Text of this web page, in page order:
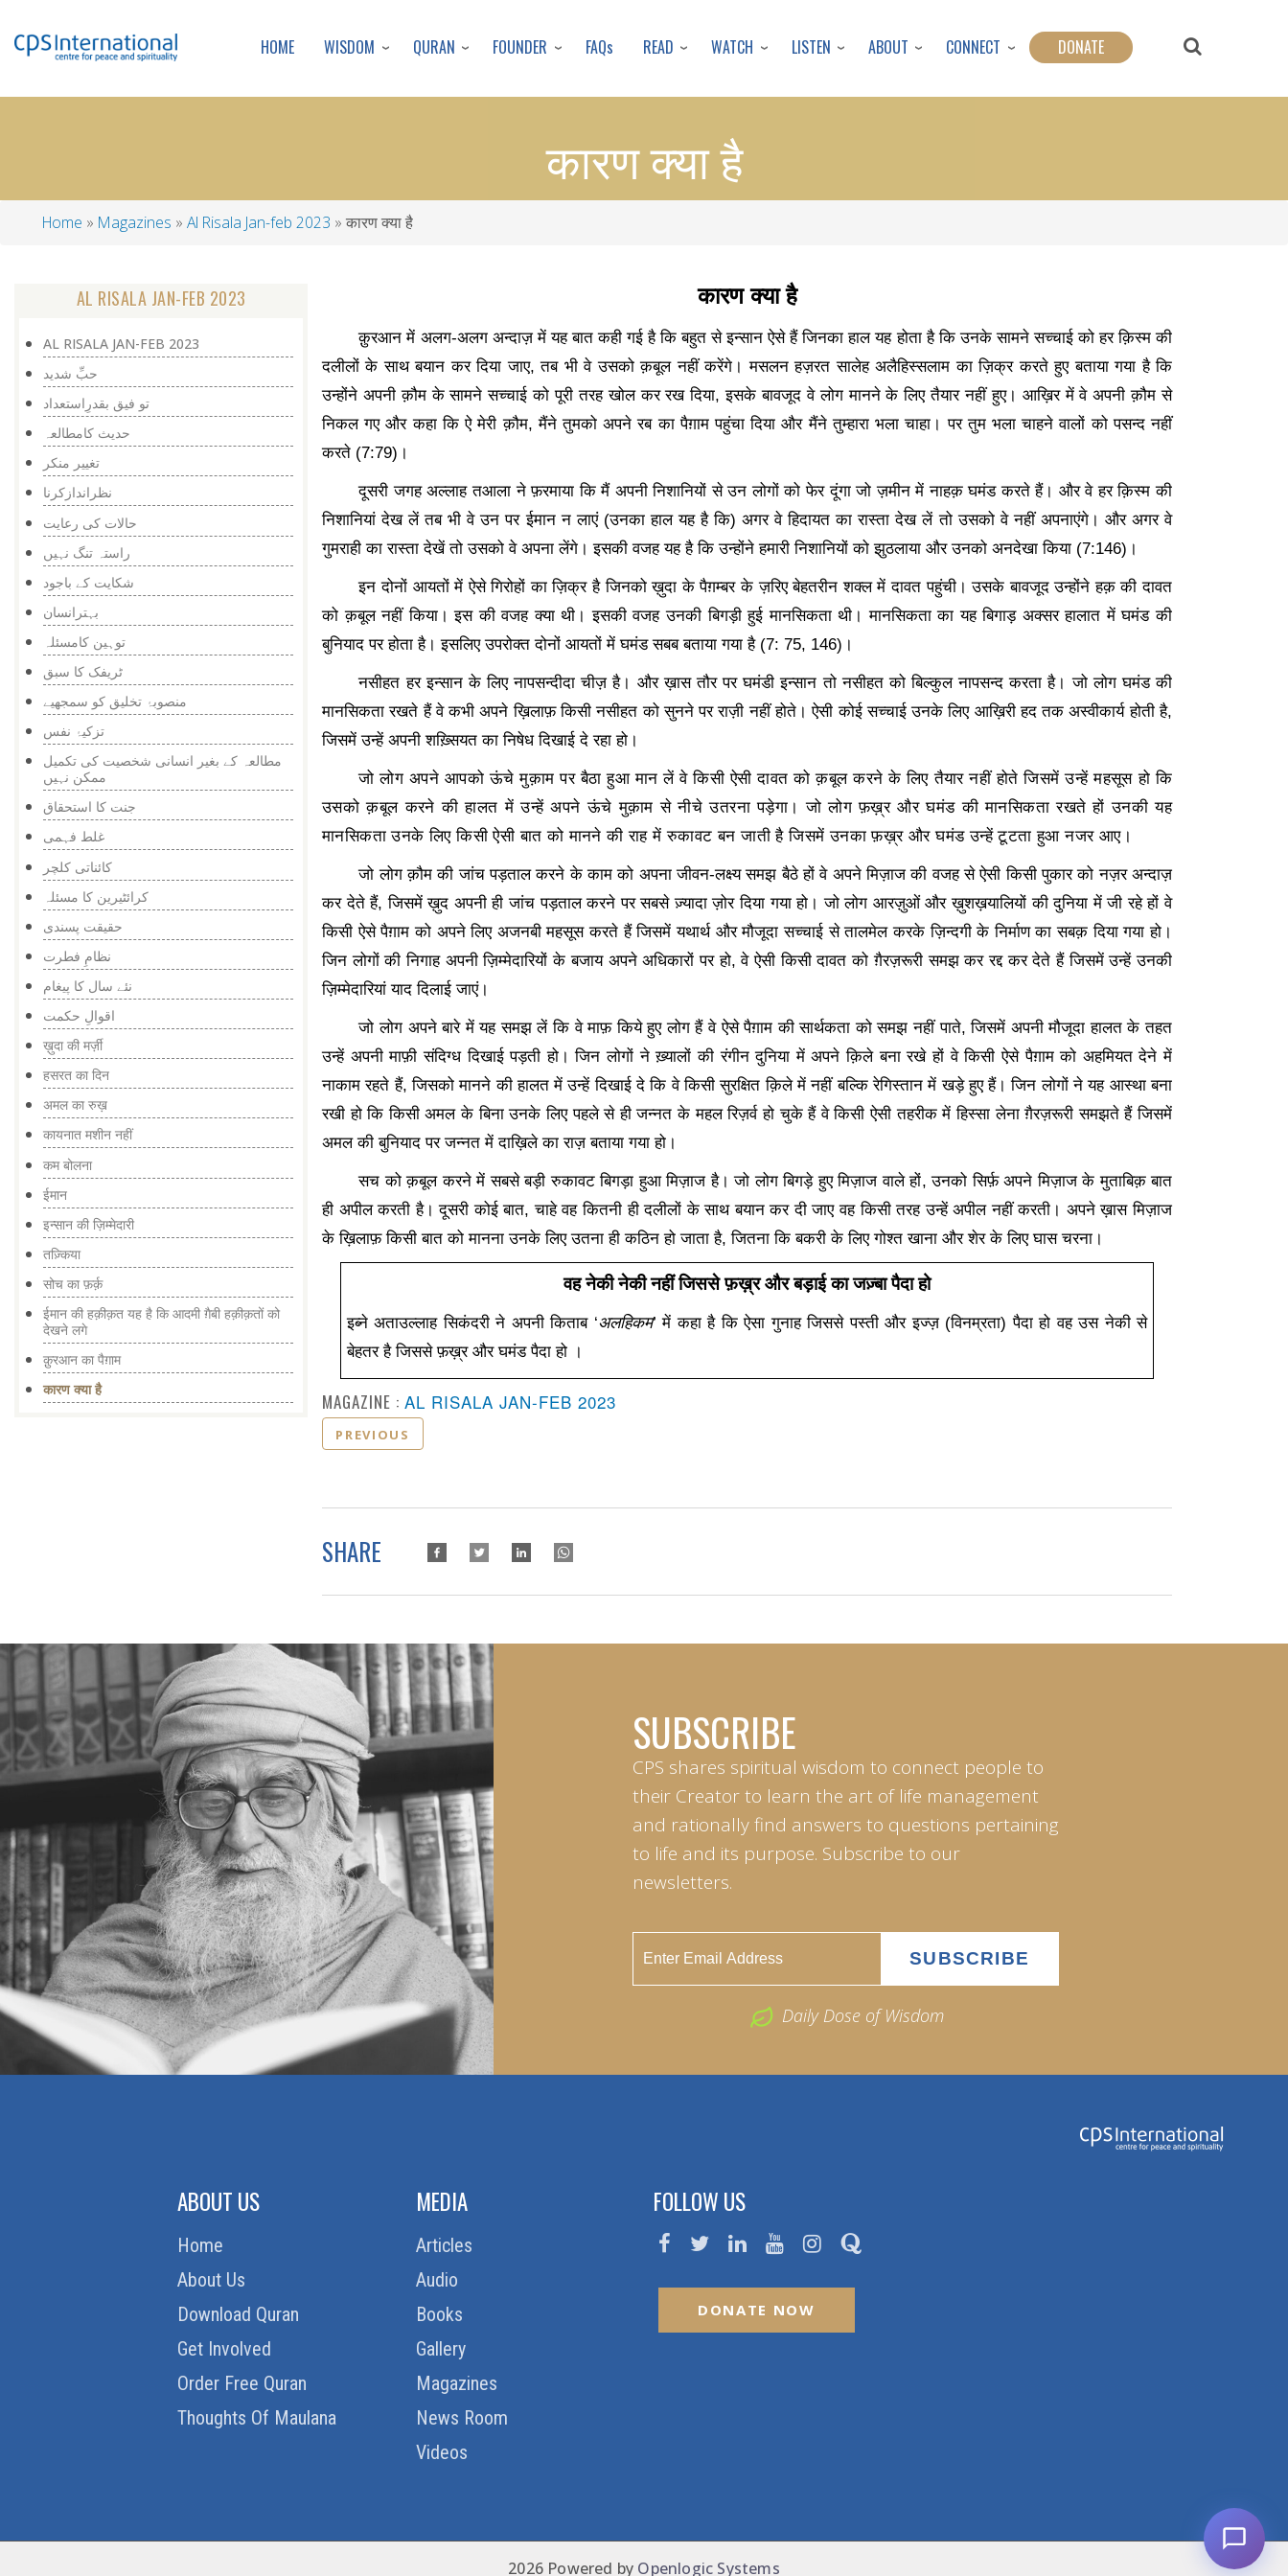
to
content
HOME WISDOM QURAN FOUNDER FAQs READ WATCH LISTEN ABOUT CONNECT DONATE
कारण क्या है
Breadcrumb
Home Magazines Al Risala Jan-feb 2023 कारण क्या है
कारण क्या है
क़ुरआन में अलग-अलग अन्दाज़ में यह बात कही गई है कि बहुत से इन्सान ऐसे हैं जिनका हाल यह होता है कि उनके सामने सच्चाई को हर क़िस्म की
दलीलों के साथ बयान कर दिया जाए,तब भी वे उसको क़बूल नहीं करेंगे। मसलन हज़रत सालेह अलैहिस्सलाम का ज़िक्र करते हुए बताया गया है कि
उन्होंने अपनी क़ौम के सामने सच्चाई को पूरी तरह खोल कर रख दिया,इसके बावजूद वे लोग मानने के लिए तैयार नहीं हुए। आख़िर में वे अपनी क़ौम से
निकल गए और कहा कि ऐ मेरी क़ौम,मैंने तुमको अपने रब का पैग़ाम पहुंचा दिया और मैंने तुम्हारा भला चाहा। पर तुम भला चाहने वालों को पसन्द नहीं
करते (7:79) ।
दूसरी जगह अल्लाह तआला ने फ़रमाया कि मैं अपनी निशानियों से उन लोगों को फेर दूंगा जो ज़मीन में नाहक़ घमंड करते हैं। और वे हर क़िस्म की
निशानियां देख लें तब भी वे उन पर ईमान न लाएं (उनका हाल यह है कि) अगर वे हिदायत का रास्ता देख लें तो उसको वे नहीं अपनाएंगे। और अगर वे
गुमराही का रास्ता देखें तो उसको वे अपना लेंगे। इसकी वजह यह है कि उन्होंने हमारी निशानियों को झुठलाया और उनको अनदेखा किया (7:146) ।
इन दोनों आयतों में ऐसे गिरोहों का ज़िक्र है जिनको ख़ुदा के पैग़म्बर के ज़रिए बेहतरीन शक्ल में दावत पहुंची। उसके बावजूद उन्होंने हक़ की दावत
को क़बूल नहीं किया। इस की वजह क्या थी। इसकी वजह उनकी बिगड़ी हुई मानसिकता थी। मानसिकता का यह बिगाड़ अक्सर हालात में घमंड की
बुनियाद पर होता है। इसलिए उपरोक्त दोनों आयतों में घमंड सबब बताया गया है (7: 75, 146) ।
नसीहत हर इन्सान के लिए नापसन्दीदा चीज़ है। और ख़ास तौर पर घमंडी इन्सान तो नसीहत को बिल्कुल नापसन्द करता है। जो लोग घमंड की
मानसिकता रखते हैं वे कभी अपने ख़िलाफ़ किसी नसीहत को सुनने पर राज़ी नहीं होते। ऐसी कोई सच्चाई उनके लिए आख़िरी हद तक अस्वीकार्य होती है,
जिसमें उन्हें अपनी शख़्सियत का निषेध दिखाई दे रहा हो।
जो लोग अपने आपको ऊंचे मुक़ाम पर बैठा हुआ मान लें वे किसी ऐसी दावत को क़बूल करने के लिए तैयार नहीं होते जिसमें उन्हें महसूस हो कि
उसको क़बूल करने की हालत में उन्हें अपने ऊंचे मुक़ाम से नीचे उतरना पड़ेगा। जो लोग फ़ख़्र और घमंड की मानसिकता रखते हों उनकी यह
मानसिकता उनके लिए किसी ऐसी बात को मानने की राह में रुकावट बन जाती है जिसमें उनका फ़ख़्र और घमंड उन्हें टूटता हुआ नजर आए।
जो लोग क़ौम की जांच पड़ताल करने के काम को अपना जीवन-लक्ष्य समझ बैठे हों वे अपने मिज़ाज की वजह से ऐसी किसी पुकार को नज़र अन्दाज़
कर देते हैं,जिसमें ख़ुद अपनी ही जांच पड़ताल करने पर सबसे ज़्यादा ज़ोर दिया गया हो। जो लोग आरज़ुओं और ख़ुशख़यालियों की दुनिया में जी रहे हों वे
किसी ऐसे पैग़ाम को अपने लिए अजनबी महसूस करते हैं जिसमें यथार्थ और मौजूदा सच्चाई से तालमेल करके ज़िन्दगी के निर्माण का सबक़ दिया गया हो।
जिन लोगों की निगाह अपनी ज़िम्मेदारियों के बजाय अपने अधिकारों पर हो,वे ऐसी किसी दावत को ग़ैरज़रूरी समझ कर रद्द कर देते हैं जिसमें उन्हें उनकी
ज़िम्मेदारियां याद दिलाई जाएं।
जो लोग अपने बारे में यह समझ लें कि वे माफ़ किये हुए लोग हैं वे ऐसे पैग़ाम की सार्थकता को समझ नहीं पाते,जिसमें अपनी मौजूदा हालत के तहत
उन्हें अपनी माफ़ी संदिग्ध दिखाई पड़ती हो। जिन लोगों ने ख़्यालों की रंगीन दुनिया में अपने क़िले बना रखे हों वे किसी ऐसे पैग़ाम को अहमियत देने में
नाकाम रहते हैं,जिसको मानने की हालत में उन्हें दिखाई दे कि वे किसी सुरक्षित क़िले में नहीं बल्कि रेगिस्तान में खड़े हुए हैं। जिन लोगों ने यह आस्था बना
रखी हो कि किसी अमल के बिना उनके लिए पहले से ही जन्नत के महल रिज़र्व हो चुके हैं वे किसी ऐसी तहरीक में हिस्सा लेना ग़ैरज़रूरी समझते हैं जिसमें
अमल की बुनियाद पर जन्नत में दाख़िले का राज़ बताया गया हो।
सच को क़बूल करने में सबसे बड़ी रुकावट बिगड़ा हुआ मिज़ाज है। जो लोग बिगड़े हुए मिज़ाज वाले हों,उनको सिर्फ़ अपने मिज़ाज के मुताबिक़ बात
ही अपील करती है। दूसरी कोई बात,चाहे वह कितनी ही दलीलों के साथ बयान कर दी जाए वह किसी तरह उन्हें अपील नहीं करती। अपने ख़ास मिज़ाज
के ख़िलाफ़ किसी बात को मानना उनके लिए उतना ही कठिन हो जाता है,जितना कि बकरी के लिए गोश्त खाना और शेर के लिए घास चरना।
वह नेकी नेकी नहीं जिससे फ़ख़्र और बड़ाई का जज़्बा पैदा हो
इब्ने अताउल्लाह सिकंदरी ने अपनी किताब ‘अलहिकम’में कहा हैकिऐसा गुनाह जिससे पस्ती और इज्ज़ (विनम्रता) पैदा हो वह उस नेकी से
बेहतर है जिससे फ़ख़्र और घमंड पैदा हो ।
MAGAZINE : AL RISALA JAN-FEB 2023
PREVIOUS
SHARE
AL RISALA JAN-FEB 2023
AL RISALA JAN-FEB 2023
حبِّ شدید
تو فیق بقدرِاستعداد
حدیث کامطالعہ
تغییر منکر
نظراندازکرنا
حالات کی رعایت
راستہ تنگ نہیں
شکایت کے باجود
بہترانسان
توہین کامسئلہ
ٹریفک کا سبق
منصوبۂ تخلیق کو سمجھیے
تزکیۂ نفس
مطالعہ کے بغیر انسانی شخصیت کی تکمیل
ممکن نہیں
جنت کا استحقاق
غلط فہمی
کائناتی کلچر
کرائٹیرین کا مسئلہ
حقیقت پسندی
نظامِ فطرت
نئے سال کا پیغام
اقوالِ حکمت
ख़ुदा की मर्ज़ी
हसरत का दिन
अमल का रुख़
कायनात मशीन नहीं
कम बोलना
ईमान
इन्सान की ज़िम्मेदारी
तज़्किया
सोच का फ़र्क़
ईमान की हक़ीक़त यह है कि आदमी ग़ैबी हक़ीक़तों को
देखने लगे
क़ुरआन का पैग़ाम
कारण क्या है
SUBSCRIBE
CPS shares spiritual wisdom to connect people to
their Creator to learn the art of life management
and rationally find answers to questions pertaining
to life and its purpose. Subscribe to our
newsletters.
Daily Dose of Wisdom
ABOUT US
Home
About Us
Download Quran
Get Involved
Order Free Quran
Thoughts Of Maulana
MEDIA
Articles
Audio
Books
Gallery
Magazines
News Room
Videos
FOLLOW US
DONATE NOW
2026 Powered by Openlogic Systems